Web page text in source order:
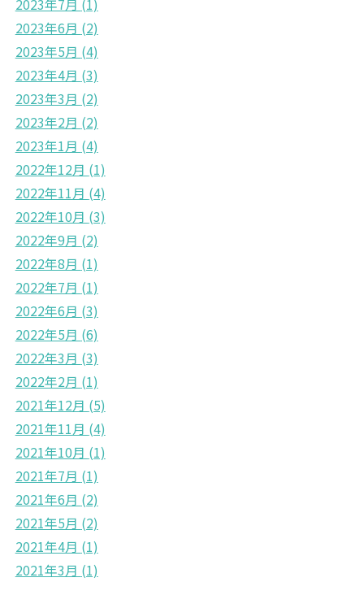
2023年7月 (1)
2023年6月 (2)
2023年5月 (4)
2023年4月 (3)
2023年3月 (2)
2023年2月 (2)
2023年1月 (4)
2022年12月 (1)
2022年11月 (4)
2022年10月 (3)
2022年9月 (2)
2022年8月 (1)
2022年7月 (1)
2022年6月 (3)
2022年5月 (6)
2022年3月 (3)
2022年2月 (1)
2021年12月 (5)
2021年11月 (4)
2021年10月 (1)
2021年7月 (1)
2021年6月 (2)
2021年5月 (2)
2021年4月 (1)
2021年3月 (1)